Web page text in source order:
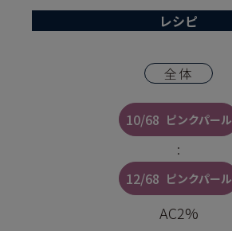
レシピ
全体
10/68 ピンクパール
:
12/68 ピンクパール
AC2%